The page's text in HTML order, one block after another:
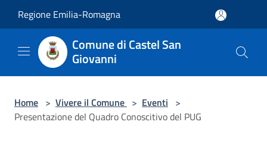
Regione Emilia-Romagna
Comune di Castel San
Giovanni
Home > Vivere il Comune > Eventi >
Presentazione del Quadro Conoscitivo del PUG